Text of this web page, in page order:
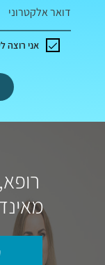
דואר אלקטרוני
אני רוצה